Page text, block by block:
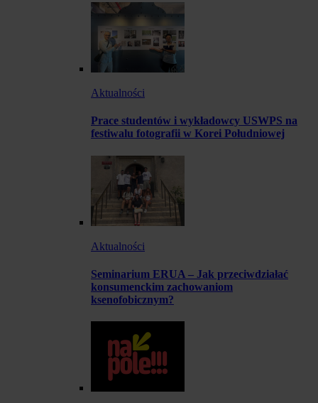
Aktualności
Prace studentów i wykładowcy USWPS na
festiwalu fotografii w Korei Południowej
Aktualności
Seminarium ERUA – Jak przeciwdziałać
konsumenckim zachowaniom
ksenofobicznym?